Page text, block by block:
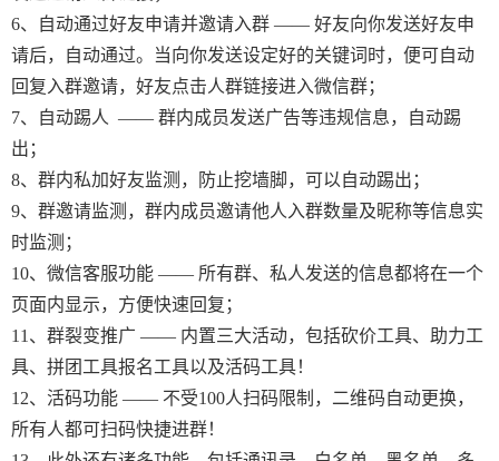
6、自动通过好友申请并邀请入群 —— 好友向你发送好友申
请后，自动通过。当向你发送设定好的关键词时，便可自动
回复入群邀请，好友点击人群链接进入微信群；
7、自动踢人 —— 群内成员发送广告等违规信息，自动踢
出；
8、群内私加好友监测，防止挖墙脚，可以自动踢出；
9、群邀请监测，群内成员邀请他人入群数量及昵称等信息实
时监测；
10、微信客服功能 —— 所有群、私人发送的信息都将在一个
页面内显示，方便快速回复；
11、群裂变推广 —— 内置三大活动，包括砍价工具、助力工
具、拼团工具报名工具以及活码工具！
12、活码功能 —— 不受100人扫码限制，二维码自动更换，
所有人都可扫码快捷进群！